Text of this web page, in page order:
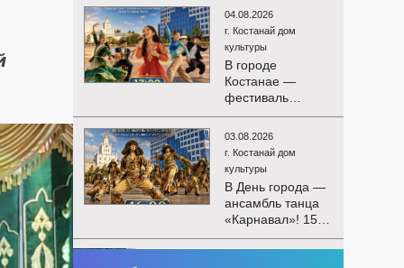
15 августа
состоятся
церемония
награждения
победителей и
гала-концерт
Международного
конкурса
вокалистов! Вас
ждут яркие
выступления
лучших
исполнителей,
незабываемые
эмоции и особая
праздничная
04.08.2026
г. Костанай дом
культуры
В городе
Костанае —
фестиваль
детского
творчества
«Алтын дән»! 15
августа на
площади
областного
акимата
состоится
фестиваль
03.08.2026
г. Костанай дом
культуры
В День города —
ансамбль танца
«Карнавал»! 15
августа на
площади